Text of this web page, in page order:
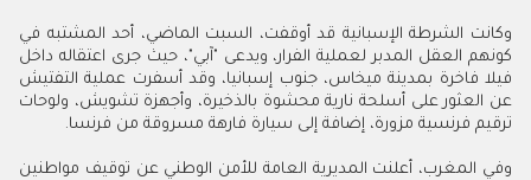
وكانت الشرطة الإسبانية قد أوقفت، السبت الماضي، أحد المشتبه في
كونهم العقل المدبر لعملية الفرار، ويدعى "آبي"، حيث جرى اعتقاله داخل
فيلا فاخرة بمدينة ميخاس، جنوب إسبانيا، وقد أسفرت عملية التفتيش
عن العثور على أسلحة نارية محشوة بالذخيرة، وأجهزة تشويش، ولوحات
ترقيم فرنسية مزورة، إضافة إلى سيارة فارهة مسروقة من فرنسا.
وفي المغرب، أعلنت المديرية العامة للأمن الوطني عن توقيف مواطنين